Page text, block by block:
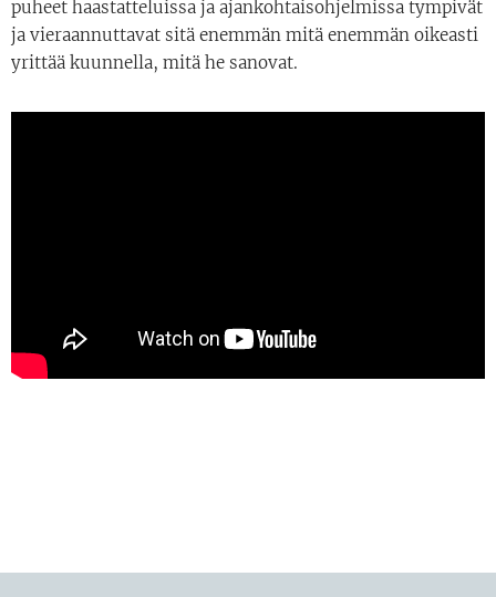
puheet haastatteluissa ja ajankohtaisohjelmissa tympivät
ja vieraannuttavat sitä enemmän mitä enemmän oikeasti
yrittää kuunnella, mitä he sanovat.